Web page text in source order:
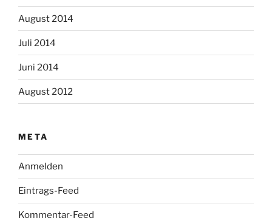
August 2014
Juli 2014
Juni 2014
August 2012
META
Anmelden
Eintrags-Feed
Kommentar-Feed